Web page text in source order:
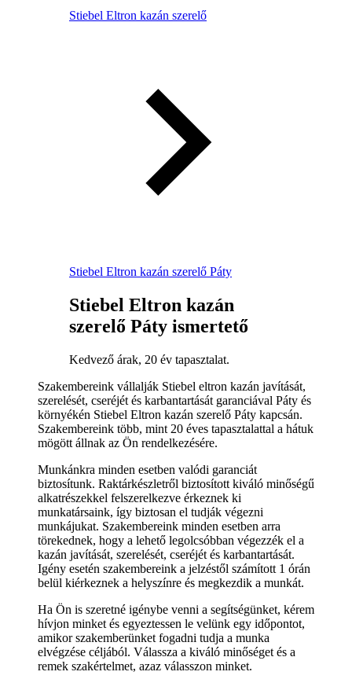
Stiebel Eltron kazán szerelő
Stiebel Eltron kazán szerelő Páty
Stiebel Eltron kazán
szerelő Páty ismertető
Kedvező árak, 20 év tapasztalat.
Szakembereink vállalják Stiebel eltron kazán javítását,
szerelését, cseréjét és karbantartását garanciával Páty és
környékén Stiebel Eltron kazán szerelő Páty kapcsán.
Szakembereink több, mint 20 éves tapasztalattal a hátuk
mögött állnak az Ön rendelkezésére.
Munkánkra minden esetben valódi garanciát
biztosítunk. Raktárkészletről biztosított kiváló minőségű
alkatrészekkel felszerelkezve érkeznek ki
munkatársaink, így biztosan el tudják végezni
munkájukat. Szakembereink minden esetben arra
törekednek, hogy a lehető legolcsóbban végezzék el a
kazán javítását, szerelését, cseréjét és karbantartását.
Igény esetén szakembereink a jelzéstől számított 1 órán
belül kiérkeznek a helyszínre és megkezdik a munkát.
Ha Ön is szeretné igénybe venni a segítségünket, kérem
hívjon minket és egyeztessen le velünk egy időpontot,
amikor szakemberünket fogadni tudja a munka
elvégzése céljából. Válassza a kiváló minőséget és a
remek szakértelmet, azaz válasszon minket.